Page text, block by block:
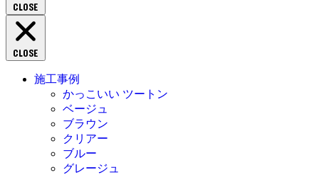
CLOSE
CLOSE
施工事例
かっこいい ツートン
ベージュ
ブラウン
クリアー
ブルー
グレージュ